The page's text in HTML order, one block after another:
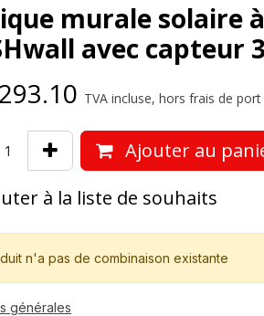
murale solaire
avec capteur
293.10 TVA incluse, hors frais de port
Ajouter au
à la liste de souhaits
n'a pas de combinaison existante
générales